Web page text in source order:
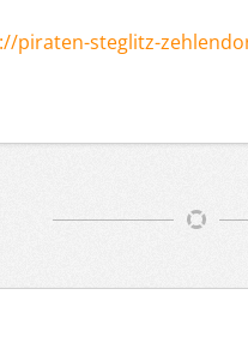
piraten-steglitz-